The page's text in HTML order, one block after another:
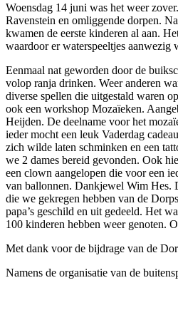
Woensdag 14 juni was het weer
Ravenstein en omliggende dorpen.
kwamen de eerste kinderen al aan.
waardoor er waterspeeltjes aanwezig
Eenmaal nat geworden door de
volop ranja drinken. Weer anderen
diverse spellen die uitgestald waren
ook een workshop Mozaïeken.
Heijden. De deelname voor het
ieder mocht een leuk Vaderdag
zich wilde laten schminken en een
we 2 dames bereid gevonden. Ook
een clown aangelopen die voor een
van ballonnen. Dankjewel Wim Hes.
die we gekregen hebben van de
papa’s geschild en uit gedeeld. Het
100 kinderen hebben weer genoten.
Met dank voor de bijdrage van de
Namens de organisatie van de